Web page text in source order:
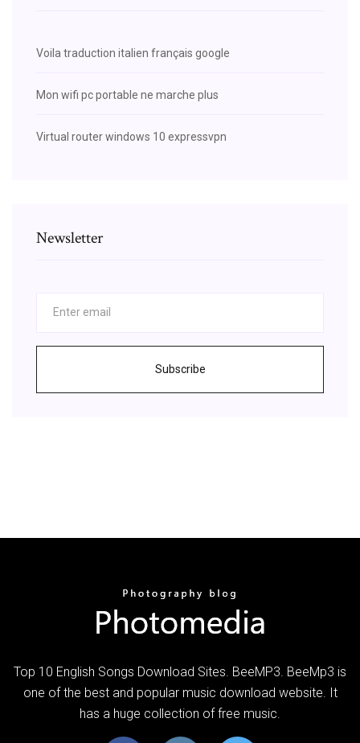
Voila traduction italien français google
Mon wifi pc portable ne marche plus
Virtual router windows 10 expressvpn
Newsletter
Subscribe
Top 10 English Songs Download Sites. BeeMP3. BeeMp3 is
one of the best and popular music download website. It
has a huge collection of free music.